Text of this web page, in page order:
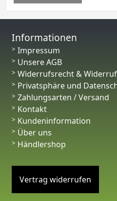
Informationen
Impressum
Unsere AGB
Widerrufsrecht &
Privatsphäre und
Zahlungsarten / Versand
Kontakt
Kundeninformation
Über uns
Händlershop
Vertrag widerrufen